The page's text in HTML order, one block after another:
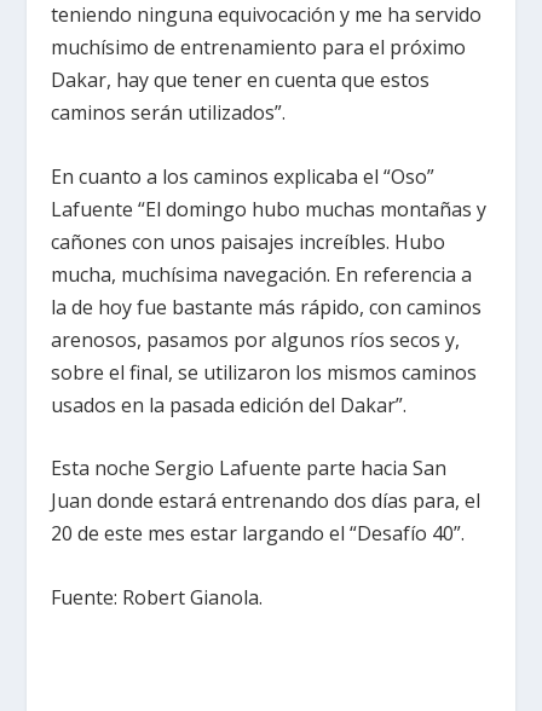
teniendo ninguna equivocación y me ha servido
muchísimo de entrenamiento para el próximo
Dakar, hay que tener en cuenta que estos
caminos serán utilizados”.
En cuanto a los caminos explicaba el “Oso”
Lafuente “El domingo hubo muchas montañas y
cañones con unos paisajes increíbles. Hubo
mucha, muchísima navegación. En referencia a
la de hoy fue bastante más rápido, con caminos
arenosos, pasamos por algunos ríos secos y,
sobre el final, se utilizaron los mismos caminos
usados en la pasada edición del Dakar”.
Esta noche Sergio Lafuente parte hacia San
Juan donde estará entrenando dos días para, el
20 de este mes estar largando el “Desafío 40”.
Fuente: Robert Gianola.